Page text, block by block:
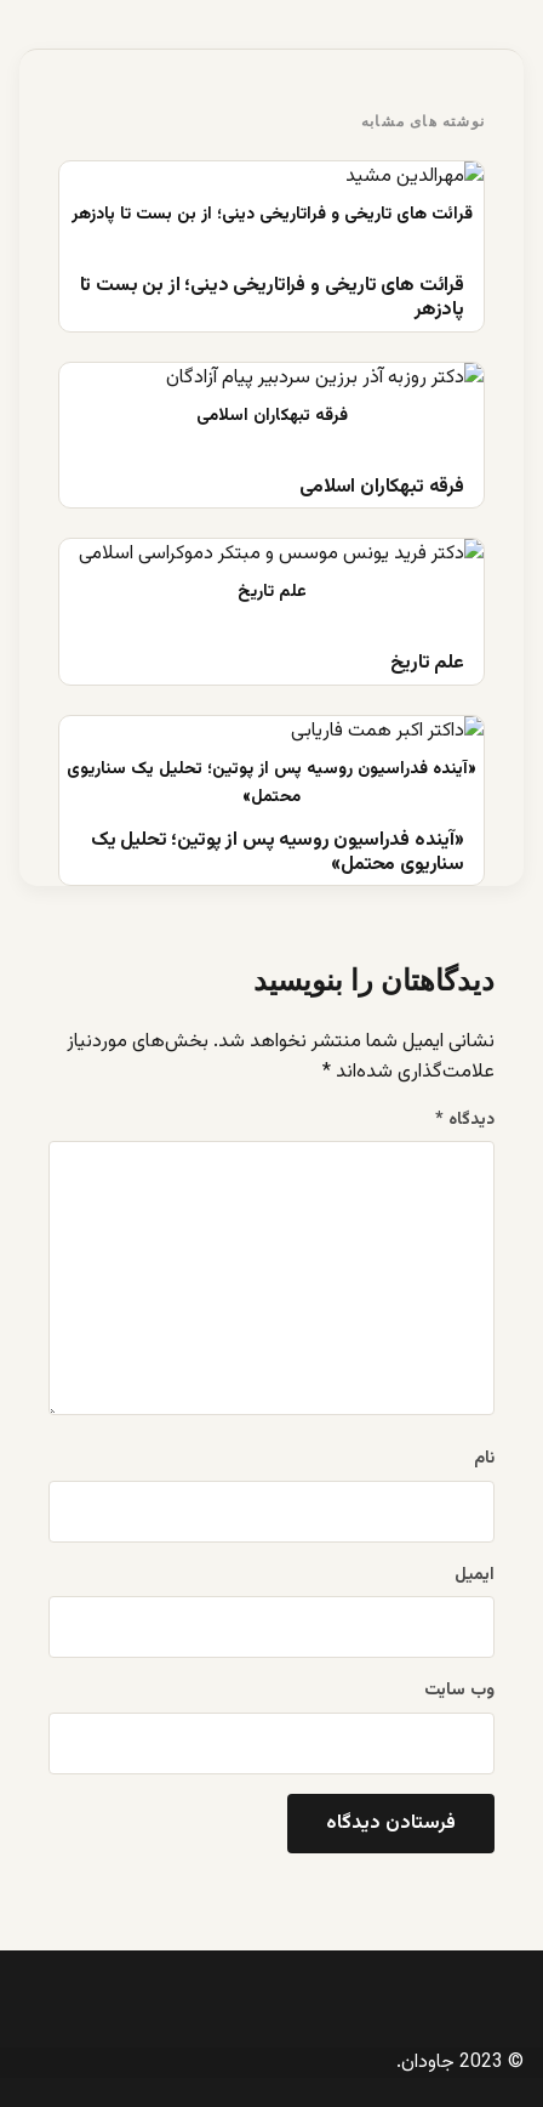
نوشته های مشابه
قرائت های تاریخی و فراتاریخی دینی؛ از بن بست تا
پادزهر
فرقه تبهکاران اسلامی
علم تاریخ
«آینده فدراسیون روسیه پس از پوتین؛ تحلیل یک
سناریوی محتمل»
دیدگاهتان را بنویسید
نشانی ایمیل شما منتشر نخواهد شد. بخش‌های موردنیاز
علامت‌گذاری شده‌اند *
دیدگاه *
نام
ایمیل
وب‌ سایت
© 2023 جاودان.